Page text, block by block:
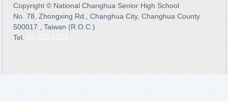
Copyright © National Changhua Senior High School
No. 78, Zhongxing Rd., Changhua City, Changhua County
500017 , Taiwan (R.O.C.)
Tel.